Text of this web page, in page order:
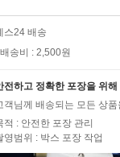
스24 배송
배송비 : 2,500원
전하고 정확한 포장을 위
객님께 배송되는 모든 상
적 : 안전한 포장 관리
영범위 : 박스 포장 작업